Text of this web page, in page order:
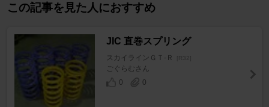
この記事を見た人におすすめ
JIC 直巻スプリング
スカイラインＧＴ‐Ｒ [R32]
ごぐらむさん
0
0